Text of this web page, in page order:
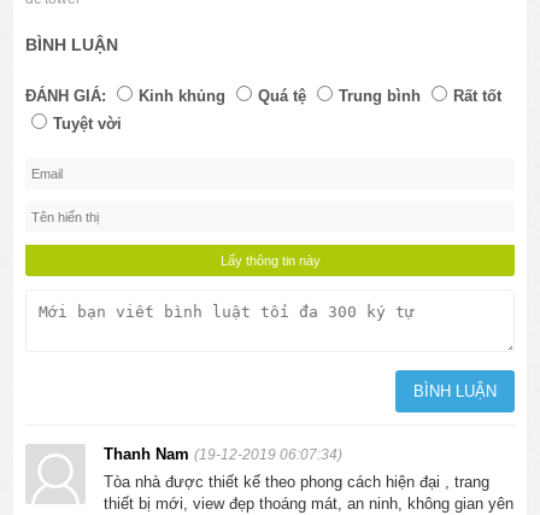
BÌNH LUẬN
ĐÁNH GIÁ: Kinh khủng Quá tệ Trung bình
Rất tốt
Tuyệt vời
Thanh Nam(19-12-2019 06:07:34)
Tòa nhà được thiết kế theo phong cách hiện đại , trang
thiết bị mới, view đẹp thoáng mát, an ninh, không gian yên